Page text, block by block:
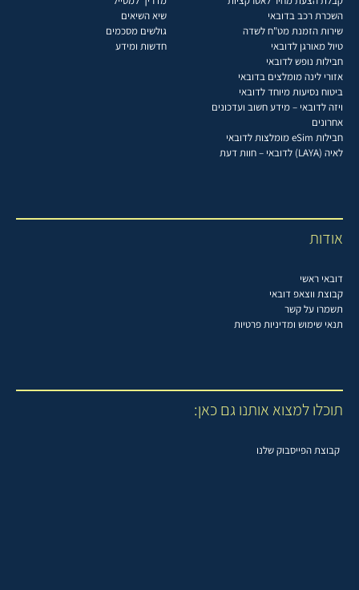
השכרת רכב בדובאי
שירות הזמנת מט"ח לשדה
טיול מאורגן לדובאי
חבילות נופש לדובאי
אזורי לינה מומלצים בדובאי
ביטוח נסיעות מיוחד לדובאי
ויזה לדובאי – מידע חשוב ועדכונים
אחרונים
חבילות eSim מומלצות לדובאי
לאיה (LAYA) לדובאי – חוות דעת
שיא השיאים
גולשים מסכמים
חדשות ומידע
אודות
דובאי ראשי
קבוצת ווצאפ דובאי
תשמרו על קשר
תנאי שימוש ומדיניות פרטיות
תוכלו למצוא אותנו גם כאן:
קבוצת הפייסבוק שלנו